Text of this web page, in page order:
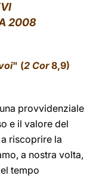
2008
" (2 Cor8,9)
provvidenziale
e il valore del
riscoprire la
a nostra volta,
tempo